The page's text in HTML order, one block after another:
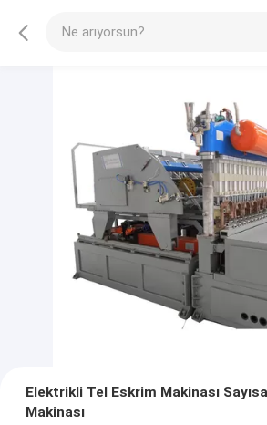
Elektrikli Tel Eskrim Makinası
Makinası